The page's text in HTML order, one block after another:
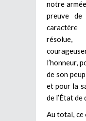
notre
preuve de
résolue,
l’honneur,
de son
et pour la
de l’État de
Au total,